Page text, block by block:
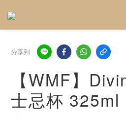
分享到
【WMF】
士忌杯 325ml